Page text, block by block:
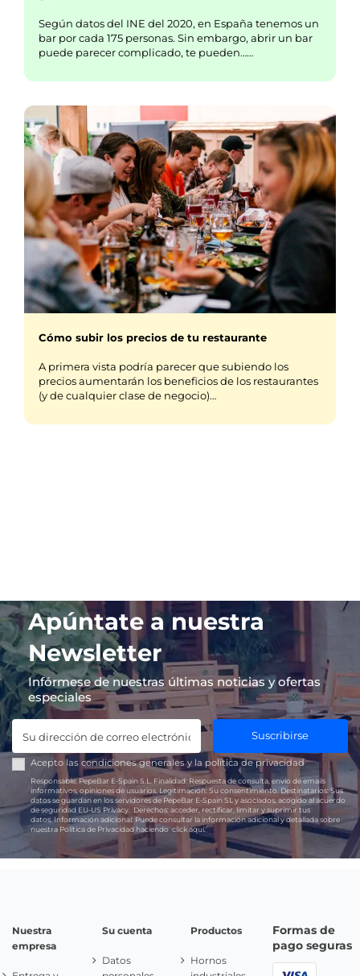
Según datos del INE del 2020, en España tenemos un
bar por cada 175 personas. Sin embargo, abrir un bar
puede parecer complicado, te pueden……
Cómo subir los precios de tu restaurante
A primera vista podría parecer que subiendo los
precios aumentarán los beneficios de los restaurantes
(y de cualquier clase de negocio)…
Apúntate a nuestra
Newsletter
Infórmese de nuestras últimas noticias y ofertas
especiales
Suscribirse
Acepto las condiciones generales y lapolítica de privacidad
Responsable:PepeBar E-Spain S.L. Finalidad: Respuesta de consulta, envío de emails
informativos, opiniones de usuarios. Legitimación: Su consentimiento. Destinatarios:Sus
datos se guardan en los servidores de PepeBar E-Spain SL y asociados, acogido al acuerdo
de seguridad EU-US Privacy.
Derechos: acceder, rectificar, limitar y suprimir tus
datos.Información adicional:Puede consultar la información adicional y detallada sobre
nuestra Política de Privacidad haciendoclick aquí.
Nuestra
empresa
Su cuenta
Datos
Productos
Hornos
Formas de
pago seguras